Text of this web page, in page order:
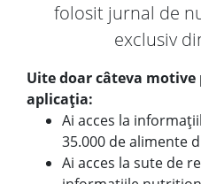
folosit jurnal de
exclusiv
Uite doar câteva
aplicația:
Ai acces la
35.000 de alimente
Ai acces la sute de